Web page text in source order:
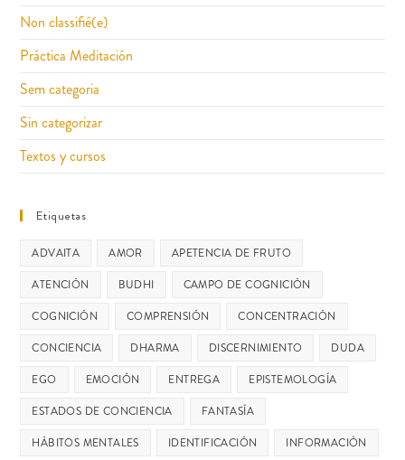
Non classifié(e)
Práctica Meditación
Sem categoria
Sin categorizar
Textos y cursos
Etiquetas
ADVAITA AMOR
APETENCIA DE FRUTO
ATENCIÓN
BUDHI
CAMPO DE COGNICIÓN
COGNICIÓN
COMPRENSIÓN
CONCENTRACIÓN
CONCIENCIA
DHARMA DISCERNIMIENTO
DUDA
EGO
EMOCIÓN ENTREGA
EPISTEMOLOGÍA
ESTADOS DE CONCIENCIA
FANTASÍA
HÁBITOS MENTALES
IDENTIFICACIÓN
INFORMACIÓN